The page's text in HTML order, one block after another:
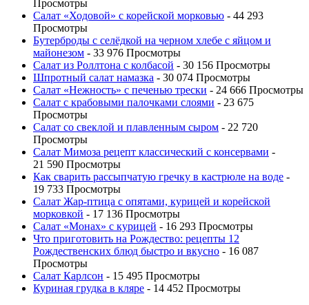
Просмотры
Салат «Ходовой» с корейской морковью - 44 293
Просмотры
Бутерброды с селёдкой на черном хлебе с яйцом и
майонезом - 33 976 Просмотры
Салат из Роллтона с колбасой - 30 156 Просмотры
Шпротный салат намазка - 30 074 Просмотры
Салат «Нежность» с печенью трески - 24 666 Просмотры
Салат с крабовыми палочками слоями - 23 675
Просмотры
Салат со свеклой и плавленным сыром - 22 720
Просмотры
Салат Мимоза рецепт классический с консервами -
21 590 Просмотры
Как сварить рассыпчатую гречку в кастрюле на воде -
19 733 Просмотры
Салат Жар-птица с опятами, курицей и корейской
морковкой - 17 136 Просмотры
Салат «Монах» с курицей - 16 293 Просмотры
Что приготовить на Рождество: рецепты 12
Рождественских блюд быстро и вкусно - 16 087
Просмотры
Салат Карлсон - 15 495 Просмотры
Куриная грудка в кляре - 14 452 Просмотры